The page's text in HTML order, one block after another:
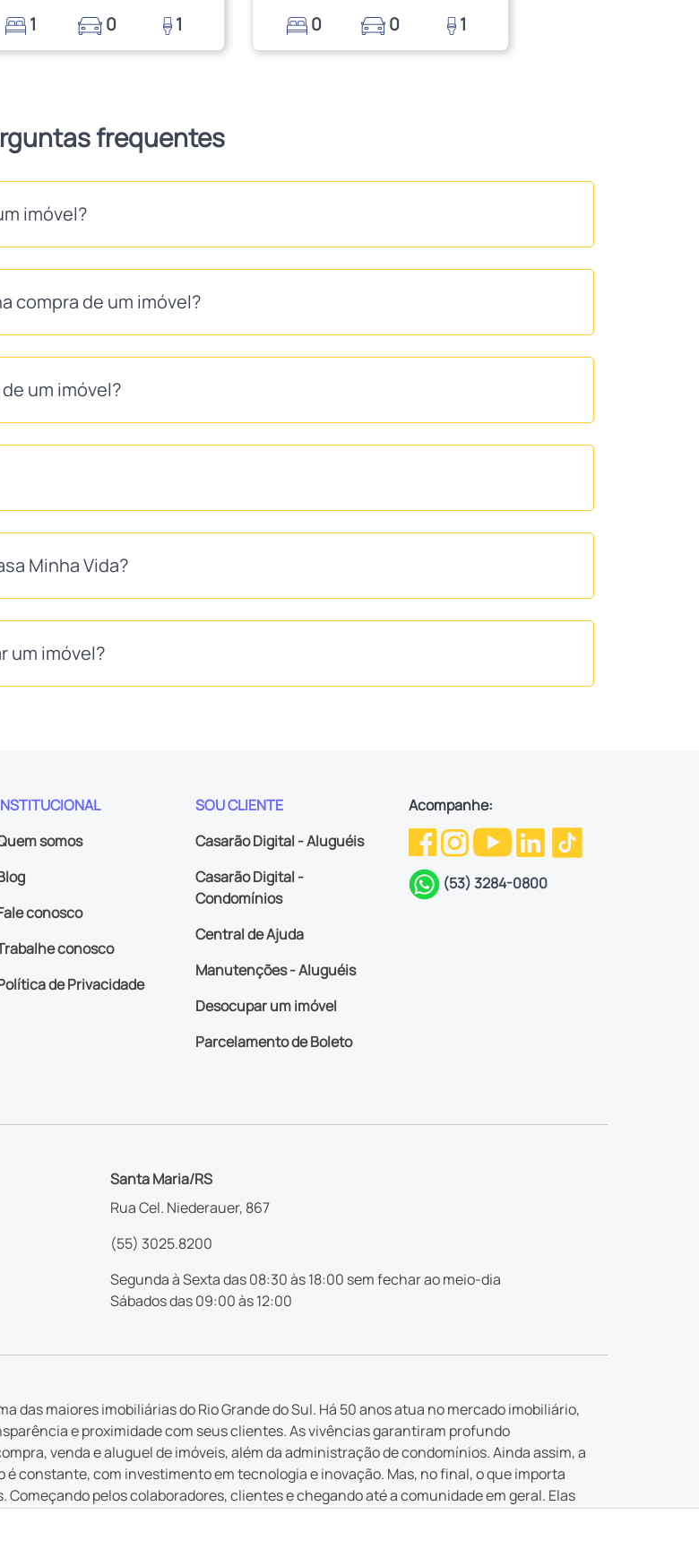
1 0 1 0 0 1
frequentes
imóvel?
compra de um imóvel?
um imóvel?
Minha Vida?
um imóvel?
somos
conosco
conosco
de Privacidade
SOU CLIENTE
Casarão Digital - Aluguéis
Casarão Digital -
Condomínios
Central de Ajuda
Manutenções - Aluguéis
Desocupar um imóvel
Parcelamento de Boleto
Acompanhe:
(53) 3284-0800
Santa Maria/RS
Rua Cel. Niederauer, 867
(55) 3025.8200
Segunda à Sexta das 08:30 às 18:00 sem fechar ao meio-dia
Sábados das 09:00 às 12:00
das maiores imobiliárias do Rio Grande do Sul. Há 50 anos atua no mercado imobiliário,
e proximidade com seus clientes. As vivências garantiram profundo
venda e aluguel de imóveis, além da administração de condomínios. Ainda assim, a
é constante, com investimento em tecnologia e inovação. Mas, no final, o que importa
Começando pelos colaboradores, clientes e chegando até a comunidade em geral. Elas